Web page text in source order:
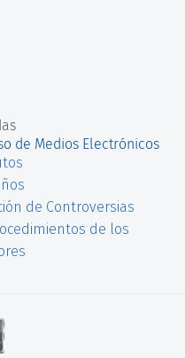
de Medios Electrónicos
de Controversias
de los